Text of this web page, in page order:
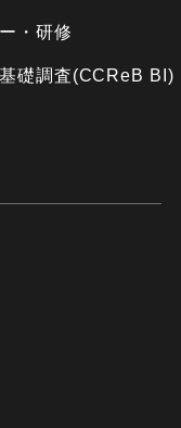
・研修
礎調査(CCReB BI)